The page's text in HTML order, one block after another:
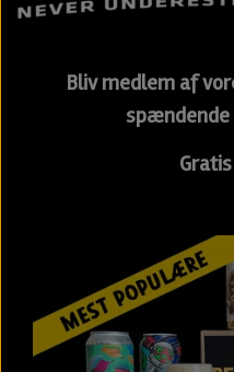
Bliv medlem af
spændende